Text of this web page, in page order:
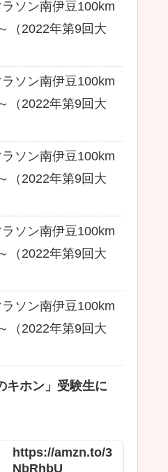
ソン南伊豆100km
（2022年第9回大
ソン南伊豆100km
（2022年第9回大
ソン南伊豆100km
（2022年第9回大
ソン南伊豆100km
（2022年第9回大
ソン南伊豆100km
（2022年第9回大
キホン」受験生に
https://amzn.to/3
NbRhbU